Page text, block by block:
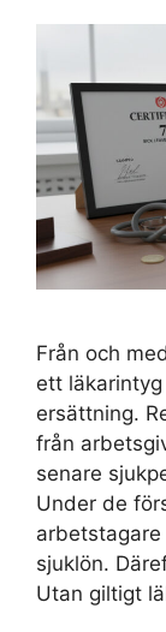
Från och
ett
ersättning.
från
senare
Under de
sjuklön.
Utan giltigt